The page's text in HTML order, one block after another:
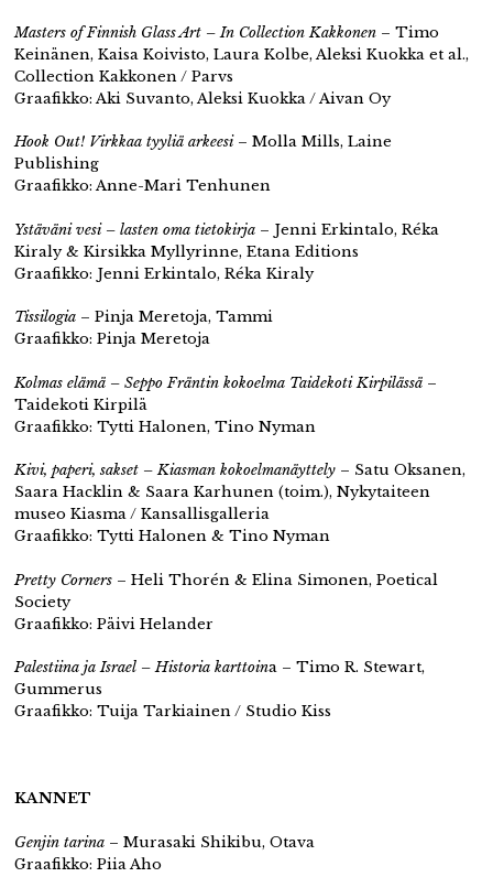
Masters of Finnish Glass Art – In Collection Kakkonen – Timo
Keinänen, Kaisa Koivisto, Laura Kolbe, Aleksi Kuokka et al.,
Collection Kakkonen / Parvs
Graafikko: Aki Suvanto, Aleksi Kuokka / Aivan Oy
Hook Out! Virkkaa tyyliä arkeesi – Molla Mills, Laine
Publishing
Graafikko: Anne-Mari Tenhunen
Ystäväni vesi – lasten oma tietokirja – Jenni Erkintalo, Réka
Kiraly & Kirsikka Myllyrinne, Etana Editions
Graafikko: Jenni Erkintalo, Réka Kiraly
Tissilogia – Pinja Meretoja, Tammi
Graafikko: Pinja Meretoja
Kolmas elämä – Seppo Fräntin kokoelma Taidekoti Kirpilässä –
Taidekoti Kirpilä
Graafikko: Tytti Halonen, Tino Nyman
Kivi, paperi, sakset – Kiasman kokoelmanäyttely – Satu Oksanen,
Saara Hacklin & Saara Karhunen (toim.), Nykytaiteen
museo Kiasma / Kansallisgalleria
Graafikko: Tytti Halonen & Tino Nyman
Pretty Corners – Heli Thorén & Elina Simonen, Poetical
Society
Graafikko: Päivi Helander
Palestiina ja Israel – Historia karttoina – Timo R. Stewart,
Gummerus
Graafikko: Tuija Tarkiainen / Studio Kiss
KANNET
Genjin tarina – Murasaki Shikibu, Otava
Graafikko: Piia Aho